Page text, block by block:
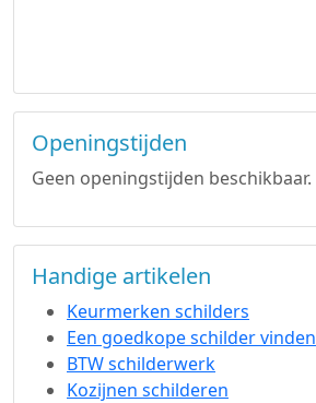
Openingstijden
Geen openingstijden beschikbaar.
Handige artikelen
Keurmerken schilders
Een goedkope schilder vinden
BTW schilderwerk
Kozijnen schilderen